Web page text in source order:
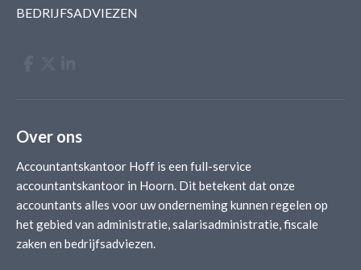
BEDRIJFSADVIEZEN
Over ons
Accountantskantoor Hoff is een full-service
accountantskantoor in Hoorn. Dit betekent dat onze
accountants alles voor uw onderneming kunnen regelen op
het gebied van administratie, salarisadministratie, fiscale
zaken en bedrijfsadviezen.